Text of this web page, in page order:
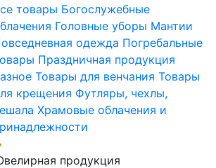
товары Богослужебные
Головные уборы Мантии
одежда Погребальные
Праздничная продукция
Товары для венчания Товары
крещения Футляры, чехлы,
Храмовые облачения и
продукция